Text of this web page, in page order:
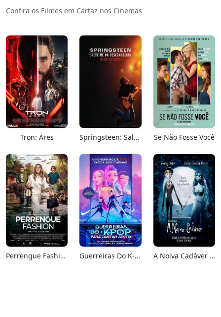
Confira os Filmes em Cartaz nos Cinemas
Tron: Ares Springsteen: Salve-me Do Desconhecido Se Não Fosse Você
Perrengue Fashion Guerreiras Do K-Pop: Para Cantar Junto A Noiva Cadáver (Relançamento)